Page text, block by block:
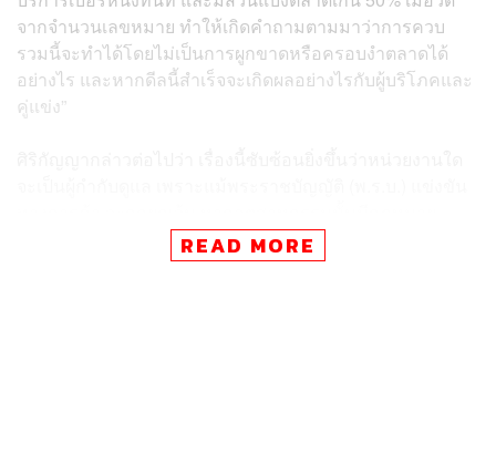
จากจำนวนเลขหมาย ทำให้เกิดคำถามตามมาว่าการควบ
รวมนี้จะทำได้โดยไม่เป็นการผูกขาดหรือครอบงำตลาดได้
อย่างไร และหากดีลนี้สำเร็จจะเกิดผลอย่างไรกับผู้บริโภคและ
คู่แข่ง”
กำกับดูแลเฉพาะอยู่แล้ว เช่น กรณีนี้เป็นอุตสาหกรรม
โทรคมนาคมย่อมจะอยู่ภายใต้กำกับของสำนักงานคณะ
READ MORE